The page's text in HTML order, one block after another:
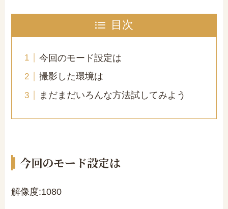
目次
今回のモード設定は
撮影した環境は
まだまだいろんな方法試してみよう
今回のモード設定は
解像度:1080